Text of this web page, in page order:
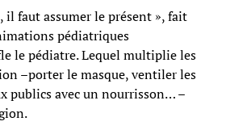
il faut assumer le présent », fait
pédiatriques
le pédiatre. Lequel multiplie les
–porter le masque, ventiler les
publics avec un nourrisson… –